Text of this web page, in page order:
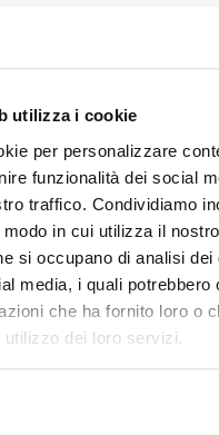
utilizza i cookie
per personalizzare
funzionalità dei social
traffico. Condividiamo
in cui utilizza il
si occupano di analisi dei
media, i quali potrebbero
che ha fornito loro o
dei loro servizi.
i fogli di calcolo, i lunghi
e le telefonate per
dei tuoi veicoli!
Ottimizzi il tuo tempo,
e rendi più fluidi e agili
in maniera pratica,
totale comfort e senza
TEMPO E